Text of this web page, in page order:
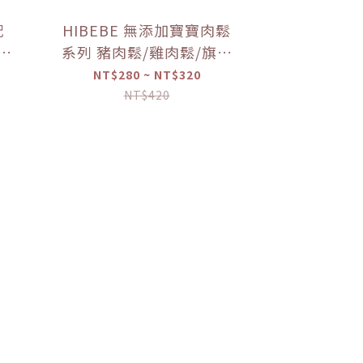
HIBEBE 無添加寶寶肉鬆
系列 豬肉鬆/雞肉鬆/旗魚
鬆(2包入/組)（10個月以
上適用）【優惠限定】
NT$280 ~ NT$320
NT$420